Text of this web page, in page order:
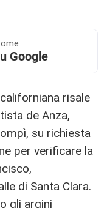
Google
risale
de Anza,
su richiesta
per verificare la
di Santa Clara.
gli argini